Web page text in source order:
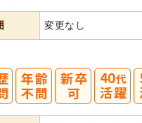
変更なし